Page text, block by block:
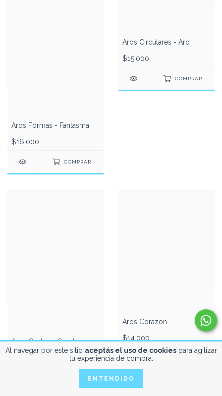
Al navegar por este sitio aceptás el uso de cookiespara agilizar
tu experiencia de compra.
ENTENDIDO
Aros Formas - Fantasma
$16.000
COMPRAR
Aros Circulares - Aro
$15.000
COMPRAR
Aros Ovales - Combinados
COMPRAR
Aros Corazon
$14.000